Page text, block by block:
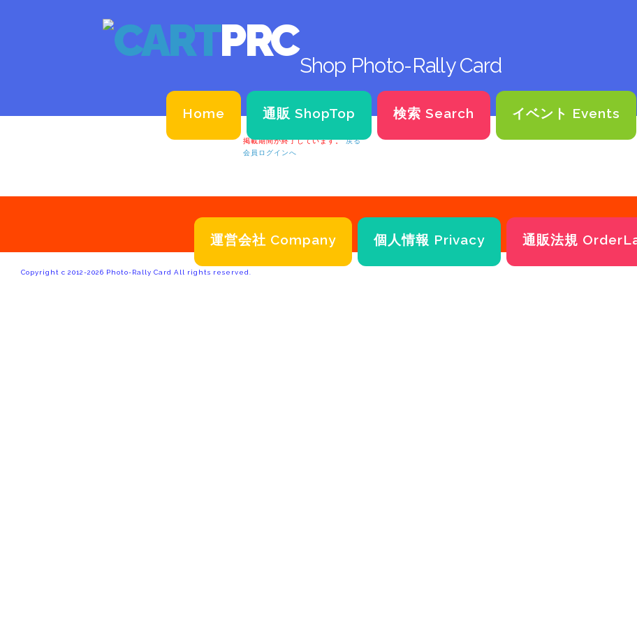
PRCShop Photo-Rally Card
Home 通販 ShopTop 検索 Search イベント Events
掲載期間が終了しています。 戻る
会員ログインへ
運営会社 Company 個人情報 Privacy 通販法規
Copyright c 2012-2026 Photo-Rally Card All rights reserved.